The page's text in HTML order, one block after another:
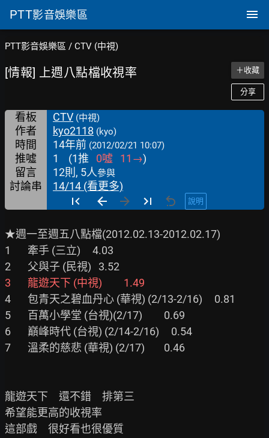
PTT影音娛樂區
PTT影音娛樂區 / CTV (中視)
[情報] 上週八點檔收視率 ＋收藏
分享
看板 CTV (中視)
作者 kyo2118 (kyo)
時間 14年前 (2012/02/21 10:07)
推噓 1 (1推 0噓 11 →)
留言
12則, 5人參與
討論串 14/14 (看更多)
說明
★週一至週五八點檔(2012.02.13-2012.02.17)
1       牽手 (三立)     4.03
3       龍遊天下 (中視)         1.49
4       包青天之碧血丹心 (華視) (2/13-2/16)     0.81
5       百萬小學堂 (台視)(2/17)         0.69
6       巔峰時代 (台視) (2/14-2/16)     0.54
7       溫柔的慈悲 (華視) (2/17)        0.46
龍遊天下　還不錯　排第三
希望能更高的收視率
這部戲　很好看也很優質